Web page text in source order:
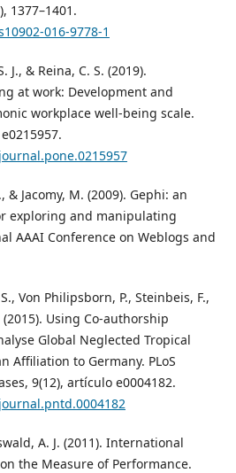
1377–1401.
016-9778-1
J., & Reina, C. S. (2019).
at work: Development and
workplace well-being scale.
& Jacomy, M. (2009). Gephi: an
exploring and manipulating
AAAI Conference on Weblogs and
Von Philipsborn, P., Steinbeis, F.,
Using Co-authorship
Global Neglected Tropical
Affiliation to Germany. PLoS
9(12), artículo e0004182.
A. J. (2011). International
the Measure of Performance.